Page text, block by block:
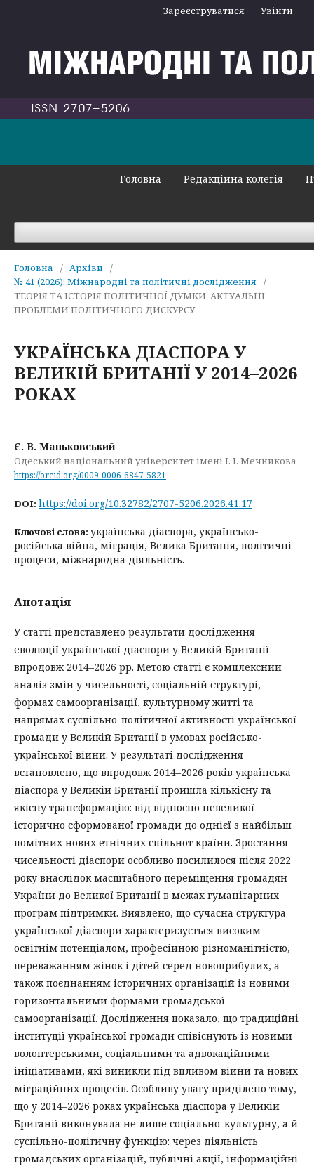
Головна Редакційна колегія
Зареєструватися Увійти
Головна / Архіви
/
№ 41 (2026): Міжнародні та політичні дослідження
/
ТЕОРІЯ ТА ІСТОРІЯ ПОЛІТИЧНОЇ ДУМКИ. АКТУАЛЬНІ
ПРОБЛЕМИ ПОЛІТИЧНОГО ДИСКУРСУ
УКРАЇНСЬКА ДІАСПОРА У
ВЕЛИКІЙ БРИТАНІЇ У 2014–2026
РОКАХ
Є. В. Маньковський
Одеський національний університет імені І. І. Мечникова
https://orcid.org/0009-0006-6847-5821
DOI: https://doi.org/10.32782/2707-5206.2026.41.17
Ключові слова: українська діаспора, українсько-
російська війна, міграція, Велика Британія, політичні
процеси, міжнародна діяльність.
Анотація
У статті представлено результати дослідження
еволюції української діаспори у Великій Британії
впродовж 2014–2026 рр. Метою статті є комплексний
аналіз змін у чисельності, соціальній структурі,
формах самоорганізації, культурному житті та
напрямах суспільно-політичної активності української
громади у Великій Британії в умовах російсько-
української війни. У результаті дослідження
встановлено, що впродовж 2014–2026 років українська
діаспора у Великій Британії пройшла кількісну та
якісну трансформацію: від відносно невеликої
історично сформованої громади до однієї з найбільш
помітних нових етнічних спільнот країни. Зростання
чисельності діаспори особливо посилилося після 2022
року внаслідок масштабного переміщення громадян
України до Великої Британії в межах гуманітарних
програм підтримки. Виявлено, що сучасна структура
української діаспори характеризується високим
освітнім потенціалом, професійною різноманітністю,
переважанням жінок і дітей серед новоприбулих, а
також поєднанням історичних організацій із новими
горизонтальними формами громадської
самоорганізації. Дослідження показало, що традиційні
інституції української громади співіснують із новими
волонтерськими, соціальними та адвокаційними
ініціативами, які виникли під впливом війни та нових
міграційних процесів. Особливу увагу приділено тому,
що у 2014–2026 роках українська діаспора у Великій
Британії виконувала не лише соціально-культурну, а й
суспільно-політичну функцію: через діяльність
громадських організацій, публічні акції, інформаційні